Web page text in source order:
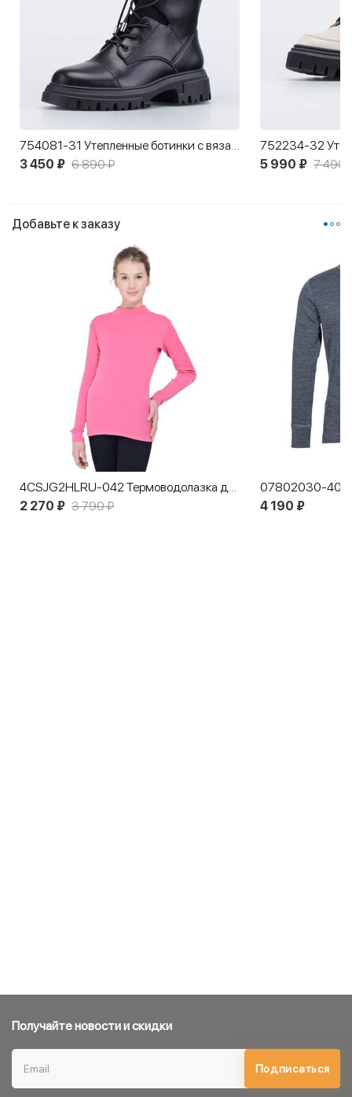
754081-31 Утепленные ботинки с вязаным чулком
3 450 ₽ 6 890 ₽ 5 990 ₽ 7 490
Добавьте к заказу
4CSJG2HLRU-042 Термоводолазка для девочек - подростков NORVEG Soft Teens розовый
2 270 ₽ 3 790 ₽ 4 190 ₽
Получайте новости и скидки
Подписаться